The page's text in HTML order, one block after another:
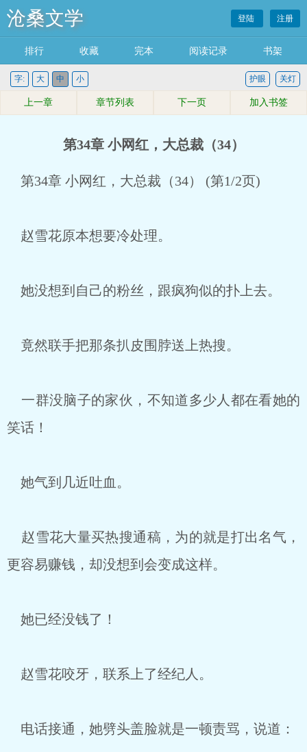
沧桑文学 登陆 注册
排行 收藏 完本 阅读记录 书架
字: 大 中 小 关灯
护眼
上一章 章节列表 下一页 加入书签
第34章 小网红，大总裁（34）
第34章 小网红，大总裁（34） (第1/2页)
赵雪花原本想要冷处理。
她没想到自己的粉丝，跟疯狗似的扑上去。
竟然联手把那条扒皮围脖送上热搜。
一群没脑子的家伙，不知道多少人都在看她的
笑话！
她气到几近吐血。
赵雪花大量买热搜通稿，为的就是打出名气，
更容易赚钱，却没想到会变成这样。
她已经没钱了！
赵雪花咬牙，联系上了经纪人。
电话接通，她劈头盖脸就是一顿责骂，说道：